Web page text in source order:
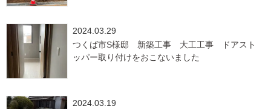
2024.03.29
つくば市S様邸 新築工事 大工工事 ドアスト
ッパー取り付けをおこないました
2024.03.19